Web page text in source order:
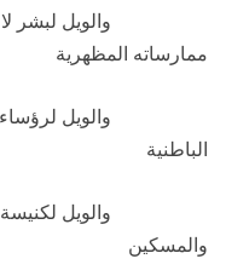
والويل لبشر لا
ممارساته المظهرية
والويل لرؤساء لا
الباطنية
والويل لكنيسة
والمسكين